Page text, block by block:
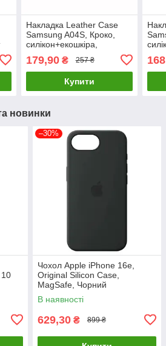
Накладка Leather Case
Samsung A04S, Кроко,
силікон+екошкіра,
оригінальний чохол для
захисту пристрою
179,90₴ 257 ₴
Купити
168
новинки
–30%
Чохол Apple iPhone 16e,
Original Silicon Case,
MagSafe, Чорний
В наявності
629,30 ₴ 899 ₴